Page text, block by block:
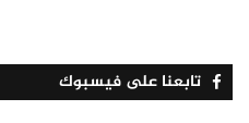
تابعنا على فيسبوك